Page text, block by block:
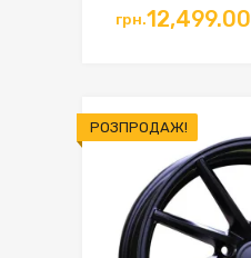
грн.12,499.00
РОЗПРОДАЖ!